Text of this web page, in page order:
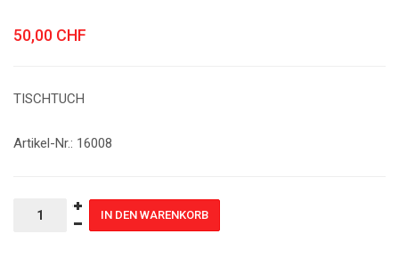
50,00 CHF
TISCHTUCH
Artikel-Nr.: 16008